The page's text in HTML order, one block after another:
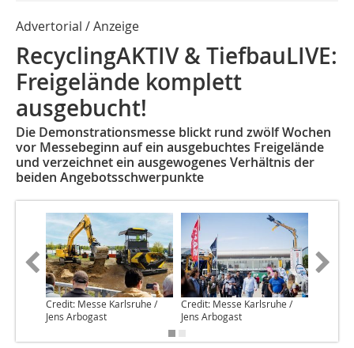
Advertorial / Anzeige
RecyclingAKTIV & TiefbauLIVE:
Freigelände komplett
ausgebucht!
Die Demonstrationsmesse blickt rund zwölf Wochen
vor Messebeginn auf ein ausgebuchtes Freigelände
und verzeichnet ein ausgewogenes Verhältnis der
beiden Angebotsschwerpunkte
Credit: Messe Karlsruhe /
Jens Arbogast
Credit: Messe Karlsruhe /
Jens Arbogast